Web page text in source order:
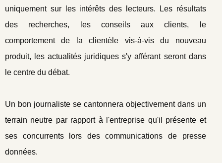
uniquement sur les intérêts des lecteurs. Les résultats
des recherches, les conseils aux clients, le
comportement de la clientèle vis-à-vis du nouveau
produit, les actualités juridiques s'y afférant seront dans
le centre du débat.
Un bon journaliste se cantonnera objectivement dans un
terrain neutre par rapport à l'entreprise qu'il présente et
ses concurrents lors des communications de presse
données.